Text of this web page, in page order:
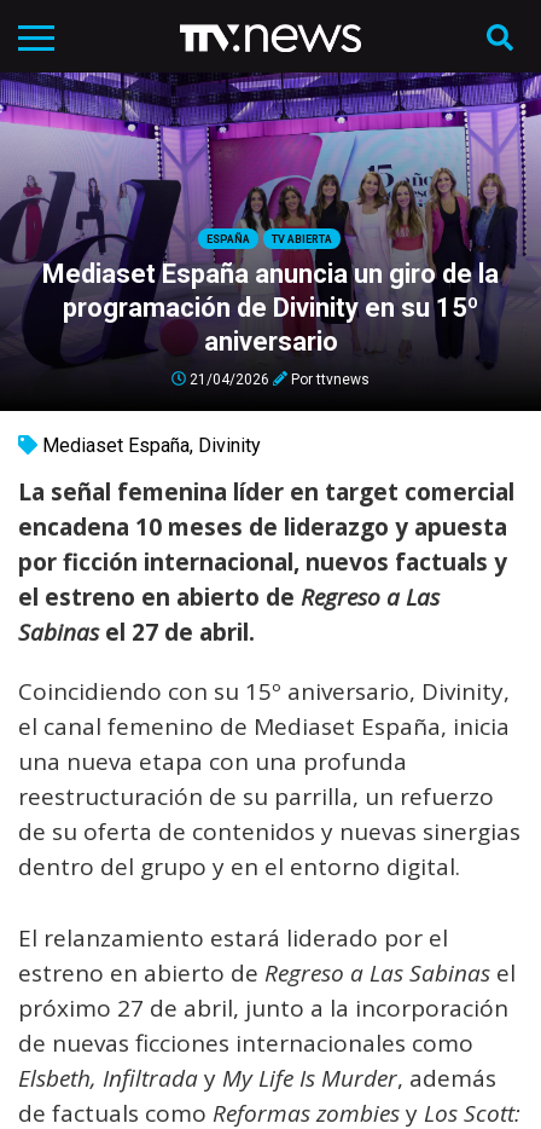
ESPAÑA TV ABIERTA
Mediaset España anuncia un giro de la
programación de Divinity en su 15º
aniversario
21/04/2026 Porttvnews
Mediaset España, Divinity
La señal femenina líder en target comercial
encadena 10 meses de liderazgo y apuesta
por ficción internacional, nuevos factuals y
el estreno en abierto de Regreso a Las
Sabinasel 27 de abril.
Coincidiendo con su 15º aniversario, Divinity,
el canal femenino de Mediaset España, inicia
una nueva etapa con una profunda
reestructuración de su parrilla, un refuerzo
de su oferta de contenidos y nuevas sinergias
dentro del grupo y en el entorno digital.
El relanzamiento estará liderado por el
estreno en abierto de Regreso a Las Sabinas el
próximo 27 de abril, junto a la incorporación
de nuevas ficciones internacionales como
Elsbeth, Infiltraday My Life Is Murder, además
de factuals como Reformas zombiesy Los Scott: